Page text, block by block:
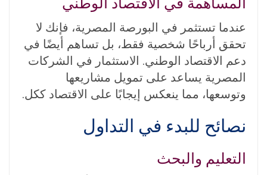
المساهمة في الاقتصاد الوطني
عندما تستثمر في البورصة المصرية، فإنك لا
تحقق أرباحًا شخصية فقط، بل تساهم أيضًا في
دعم الاقتصاد الوطني. الاستثمار في الشركات
المصرية يساعد على تمويل مشاريعها
وتوسعها، مما ينعكس إيجابًا على الاقتصاد ككل.
نصائح للبدء في التداول
التعليم والبحث